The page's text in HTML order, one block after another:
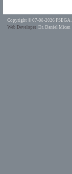
Copyright © 07-08-2026 FSEGA.
Web Developer Dr. Daniel Mican